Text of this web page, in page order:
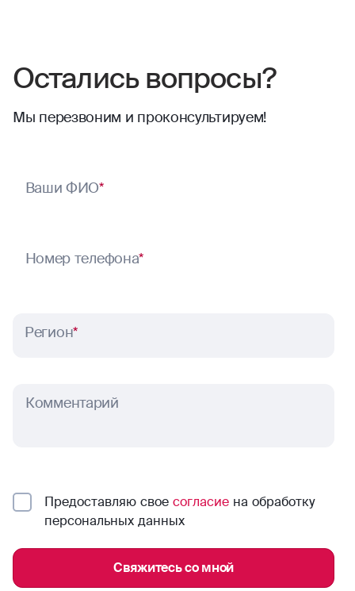
Остались вопросы?
Мы перезвоним и проконсультируем!
Ваши ФИО*
Номер телефона*
Регион*
Комментарий
Предоставляю свое согласие на обработку
персональных данных
Свяжитесь со мной